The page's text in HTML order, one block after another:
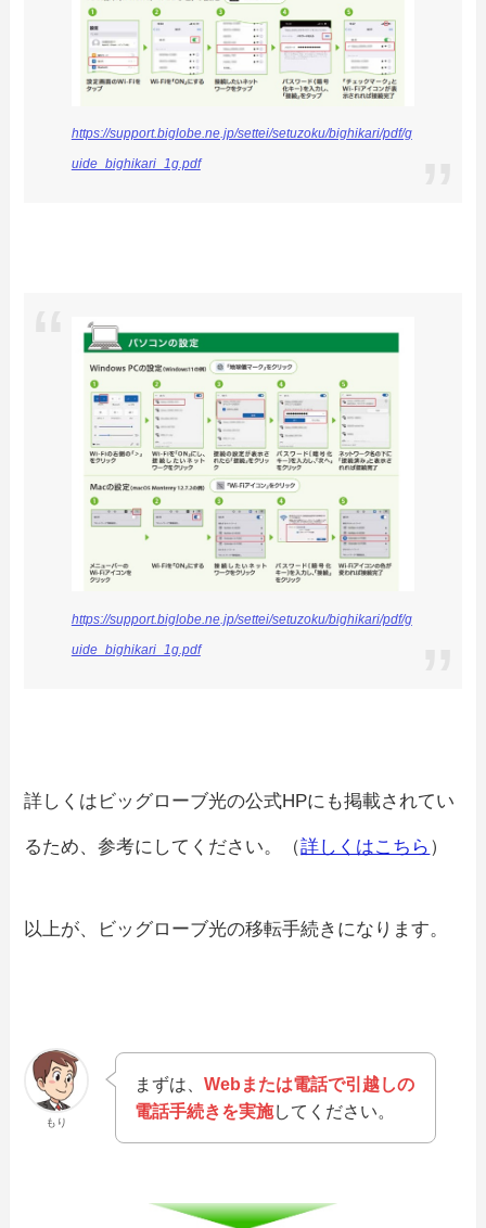
https://support.biglobe.ne.jp/settei/setuzoku/bighikari/pdf/g
uide_bighikari_1g.pdf
https://support.biglobe.ne.jp/settei/setuzoku/bighikari/pdf/g
uide_bighikari_1g.pdf
詳しくはビッグローブ光の公式HPにも掲載されてい
るため、参考にしてください。（詳しくはこちら ）
以上が、ビッグローブ光の移転手続きになります。
もり
まずは、 Webまたは電話で引越しの
電話手続きを実施してください。